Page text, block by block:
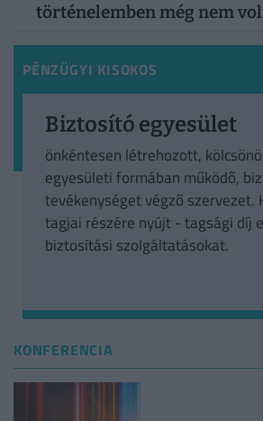
történelemben még nem
PÉNZÜGYI KISOKOS
Biztosító egyesület
önkéntesen létrehozott,
egyesületi formában működő,
tevékenységet végző szervezet.
tagjai részére nyújt - tagsági díj
biztosítási szolgáltatásokat.
KONFERENCIA